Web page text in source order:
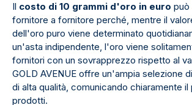
Il costo di 10 grammi d'oro in euro può
fornitore a fornitore perché, mentre il
dell'oro puro viene determinato
un'asta indipendente, l'oro viene
fornitori con un sovrapprezzo rispetto al
GOLD AVENUE offre un'ampia selezione
di alta qualità, comunicando chiaramente il
prodotti.